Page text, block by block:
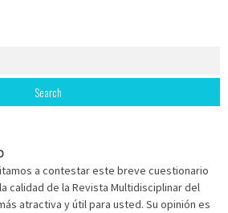
a contestar este breve cuestionario
calidad de la Revista Multidisciplinar del
atractiva y útil para usted. Su opinión es